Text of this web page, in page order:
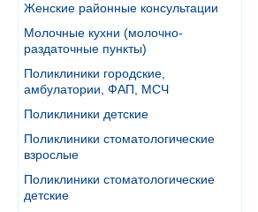
Женские районные консультации
Молочные кухни (молочно-
раздаточные пункты)
Поликлиники городские,
амбулатории, ФАП, МСЧ
Поликлиники детские
Поликлиники стоматологические
взрослые
Поликлиники стоматологические
детские